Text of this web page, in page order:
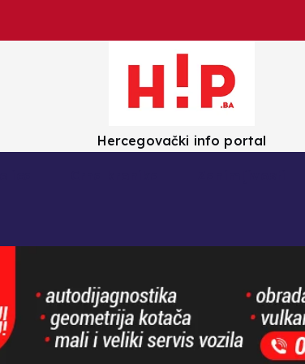
Hercegovački info portal